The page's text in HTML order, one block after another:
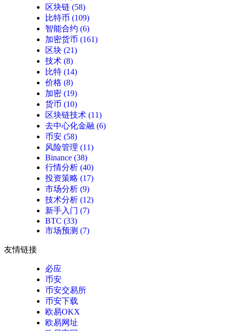
区块链 (58)
比特币 (109)
智能合约 (6)
加密货币 (161)
区块 (21)
技术 (8)
比特 (14)
价格 (8)
加密 (19)
货币 (10)
区块链技术 (11)
去中心化金融 (6)
币安 (58)
风险管理 (11)
Binance (38)
行情分析 (40)
投资策略 (17)
市场分析 (9)
技术分析 (12)
新手入门 (7)
BTC (33)
市场预测 (7)
友情链接
必应
币安
币安交易所
币安下载
欧易OKX
欧易网址